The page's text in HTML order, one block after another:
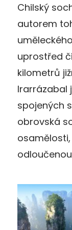
Chilský
autorem
uprostřed
kilometrů
Irarrázabal
spojených
obrovská